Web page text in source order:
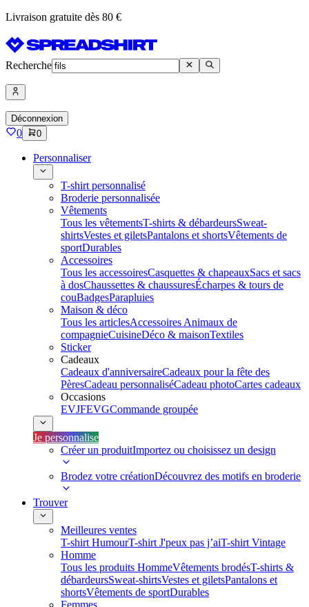
Livraison gratuite dès 80 €
Recherche
Déconnexion
0 0
Personnaliser
T-shirt personnalisé
Broderie personnalisée
Vêtements
Tous les vêtementsT-shirts & débardeursSweat-
shirtsVestes et giletsPantalons et shortsVêtements de
sportDurables
Accessoires
Tous les accessoiresCasquettes & chapeauxSacs et sacs
à dosChaussettes & chaussuresÉcharpes & tours de
couBadgesParapluies
Maison & déco
Tous les articlesAccessoires Animaux de
compagnieCuisineDéco & maisonTextiles
Sticker
Cadeaux
Cadeaux d'anniversaireCadeaux pour la fête des
PèresCadeau personnaliséCadeau photoCartes cadeaux
Occasions
EVJFEVGCommande groupée
Je personnalise
Créer un produitImportez ou choisissez un design
Brodez votre créationDécouvrez des motifs en broderie
Trouver
Meilleures ventes
T-shirt HumourT-shirt J'peux pas j’aiT-shirt Vintage
Homme
Tous les produits HommeVêtements brodésT-shirts &
débardeursSweat-shirtsVestes et giletsPantalons et
shortsVêtements de sportDurables
Femmes